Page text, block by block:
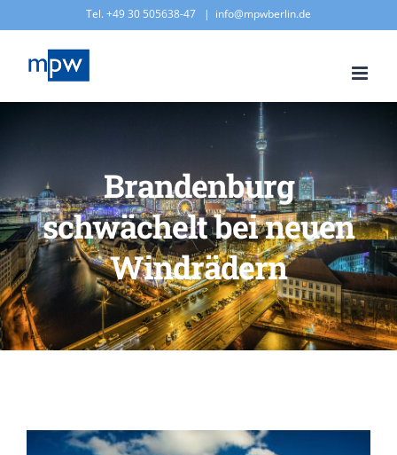
springen
Tel. +49 30 505638-47 | info@mpwberlin.de
Brandenburg
schwächelt bei neuen
Windrädern